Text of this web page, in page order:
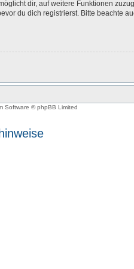
dir, auf weitere Funktionen
du dich registrierst. Bitte beachte
Software © phpBB Limited